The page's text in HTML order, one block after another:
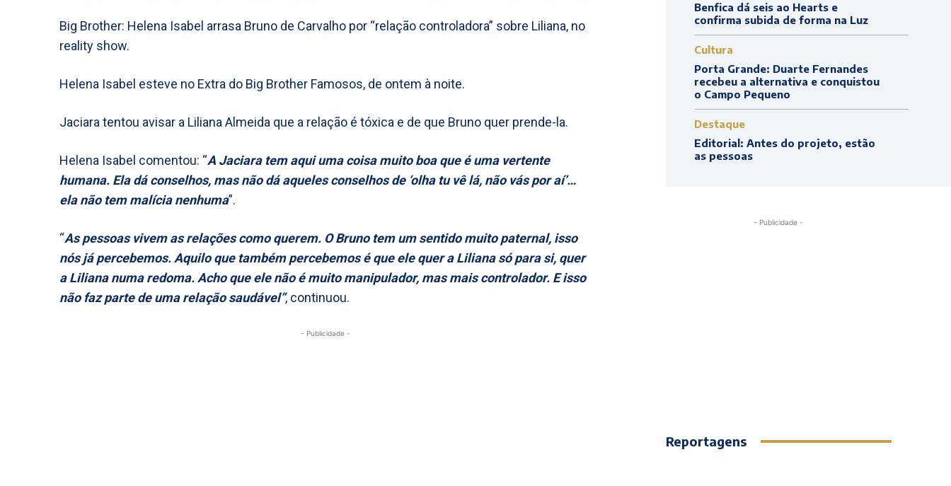
Big Brother: Helena Isabel arrasa Bruno de Carvalho por “relação controladora” sobre Liliana, no
reality show.
Helena Isabel esteve no Extra do Big Brother Famosos, de ontem à noite.
Jaciara tentou avisar a Liliana Almeida que a relação é tóxica e de que Bruno quer prende-la.
Helena Isabel comentou: “A Jaciara tem aqui uma coisa muito boa que é uma vertente
humana. Ela dá conselhos, mas não dá aqueles conselhos de ‘olha tu vê lá, não vás por aí’…
ela não tem malícia nenhuma”.
“As pessoas vivem as relações como querem. O Bruno tem um sentido muito paternal, isso
nós já percebemos. Aquilo que também percebemos é que ele quer a Liliana só para si, quer
a Liliana numa redoma. Acho que ele não é muito manipulador, mas mais controlador. E isso
não faz parte de uma relação saudável”, continuou.
- Publicidade -
Benfica dá seis ao Hearts e
confirma subida de forma na Luz
Cultura
Porta Grande: Duarte Fernandes
recebeu a alternativa e conquistou
o Campo Pequeno
Destaque
Editorial: Antes do projeto, estão
as pessoas
- Publicidade -
Reportagens